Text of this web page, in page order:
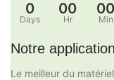
0
Days
00
Hr
00
Min
Notre
Le meilleur du